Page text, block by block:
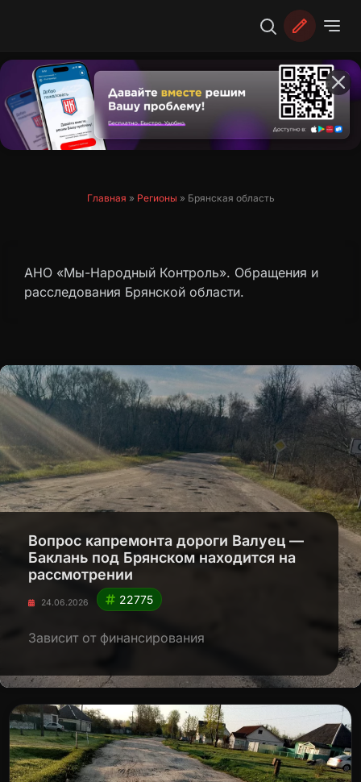
Главная » Регионы » Брянская область
АНО «Мы-Народный Контроль». Обращения и
расследования Брянской области.
Вопрос капремонта дороги Валуец —
Баклань под Брянском находится на
рассмотрении
24.06.2026 22775
Зависит от финансирования